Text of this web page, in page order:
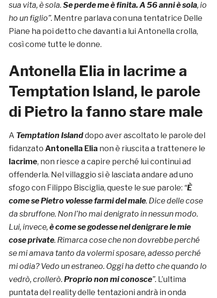
sua vita, è sola. Se perde me è finita. A 56 anni è sola, io
ho un figlio”. Mentre parlava con una tentatrice Delle
Piane ha poi detto che davanti a lui Antonella crolla,
così come tutte le donne.
Antonella Elia in lacrime a
Temptation Island, le parole
di Pietro la fanno stare male
A Temptation Islanddopo aver ascoltato le parole del
fidanzato Antonella Elia non è riuscita a trattenere le
lacrime, non riesce a capire perché lui continui ad
offenderla. Nel villaggio si è lasciata andare ad uno
sfogo con Filippo Bisciglia, queste le sue parole: “È
come se Pietro volesse farmi del male. Dice delle cose
da sbruffone. Non l’ho mai denigrato in nessun modo.
Lui, invece,è come se godesse nel denigrare le mie
cose private. Rimarca cose che non dovrebbe perché
se mi amava tanto da volermi sposare, adesso perché
mi odia? Vedo un estraneo. Oggi ha detto che quando lo
vedrò, crollerò. Proprio non mi conosce”. L’ultima
puntata del reality delle tentazioni andrà in onda